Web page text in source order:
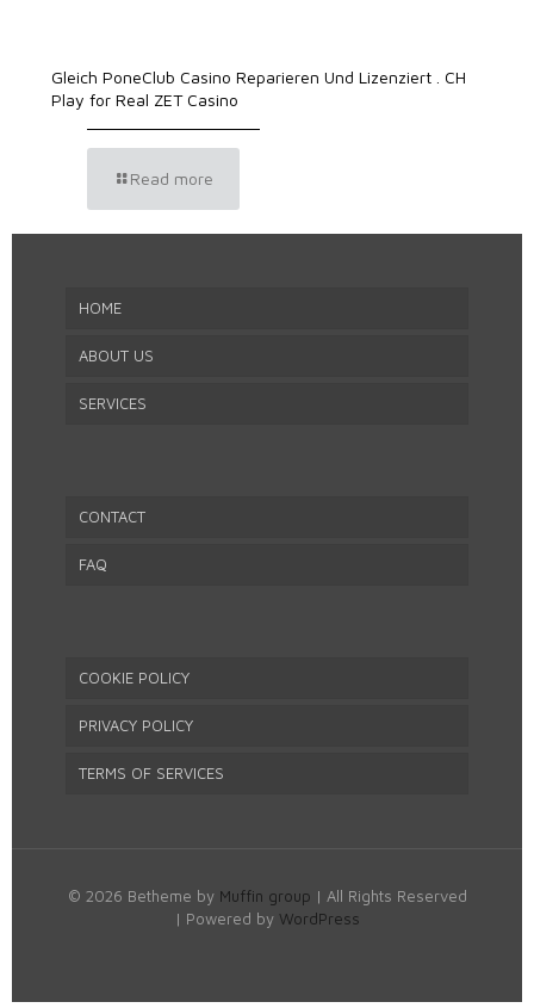
Gleich PoneClub Casino Reparieren Und Lizenziert . CH
Play for Real ZET Casino
Read more
HOME
ABOUT US
SERVICES
CONTACT
FAQ
COOKIE POLICY
PRIVACY POLICY
TERMS OF SERVICES
© 2026 Betheme by Muffin group | All Rights Reserved
| Powered by WordPress